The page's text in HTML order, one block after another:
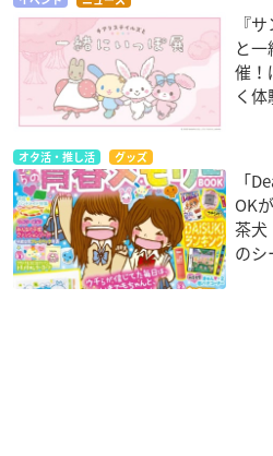
『
と
催！
く
オタ活・推し活 グッズ
「
OK
茶犬
のシ